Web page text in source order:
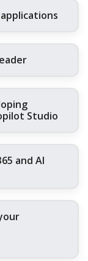
Studio
and AI